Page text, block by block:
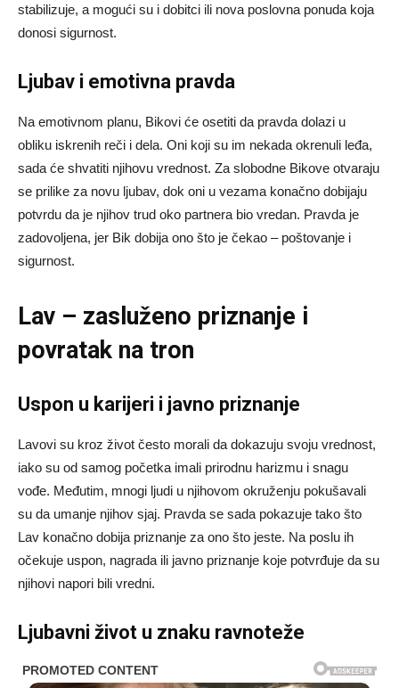
stabilizuje, a mogući su i dobitci ili nova poslovna ponuda koja
donosi sigurnost.
Ljubav i emotivna pravda
Na emotivnom planu, Bikovi će osetiti da pravda dolazi u
obliku iskrenih reči i dela. Oni koji su im nekada okrenuli leđa,
sada će shvatiti njihovu vrednost. Za slobodne Bikove otvaraju
se prilike za novu ljubav, dok oni u vezama konačno dobijaju
potvrdu da je njihov trud oko partnera bio vredan. Pravda je
zadovoljena, jer Bik dobija ono što je čekao – poštovanje i
sigurnost.
Lav – zasluženo priznanje i
povratak na tron
Uspon u karijeri i javno priznanje
Lavovi su kroz život često morali da dokazuju svoju vrednost,
iako su od samog početka imali prirodnu harizmu i snagu
vođe. Međutim, mnogi ljudi u njihovom okruženju pokušavali
su da umanje njihov sjaj. Pravda se sada pokazuje tako što
Lav konačno dobija priznanje za ono što jeste. Na poslu ih
očekuje uspon, nagrada ili javno priznanje koje potvrđuje da su
njihovi napori bili vredni.
Ljubavni život u znaku ravnoteže